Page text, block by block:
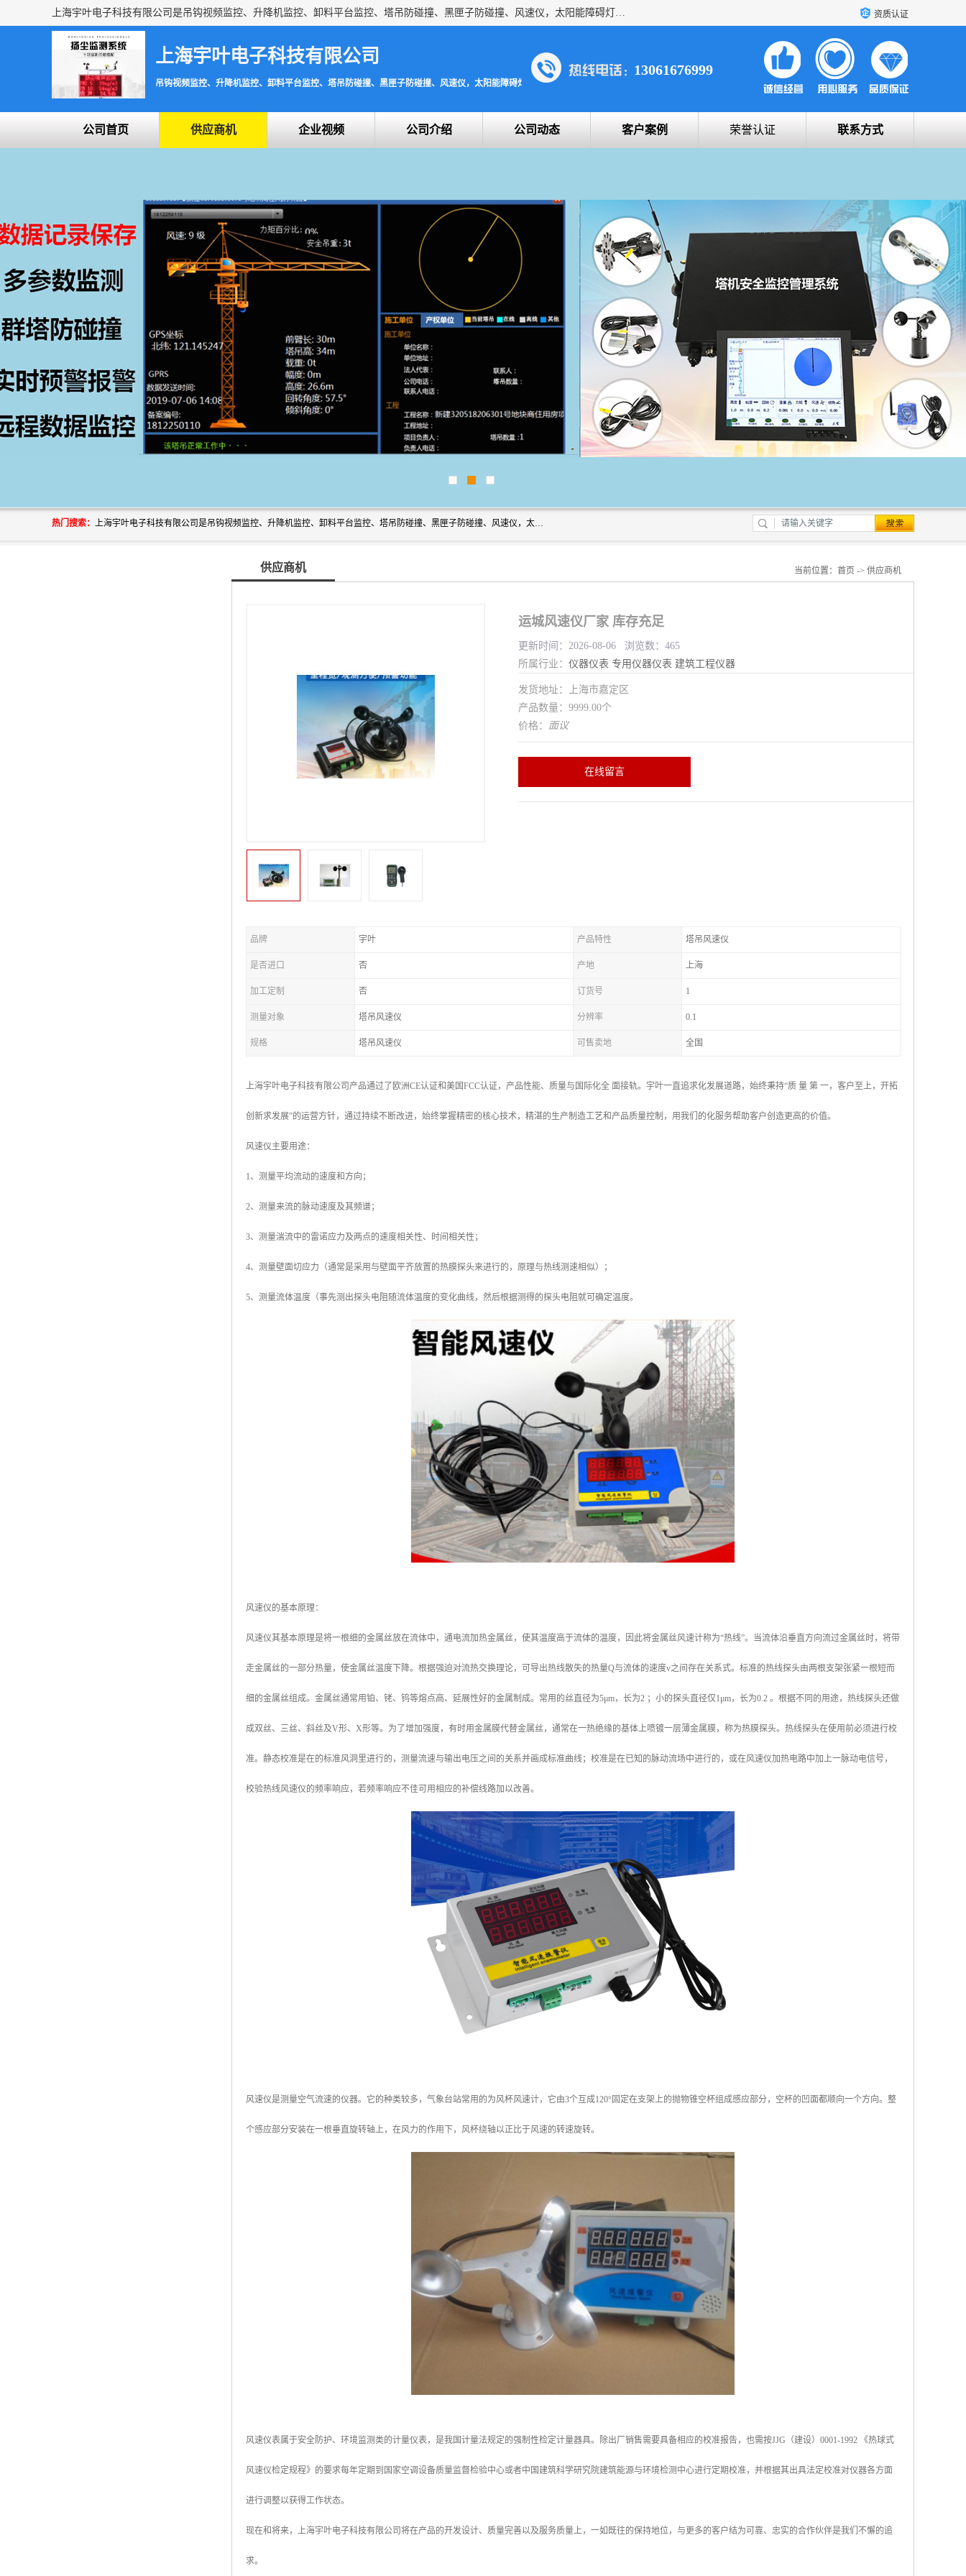
上海宇叶电子科技有限公司是吊钩视频监控、升降机监控、卸料平台监控、塔吊防碰撞、黑匣子防碰撞、风速仪，太阳能障碍灯安全提示灯等一系列升降机的常用配件产品专业研发生产加工的公司，拥有完整、科学的质量管理体系。 资质认证
上海宇叶电子科技有限公司
吊钩视频监控、升降机监控、卸料平台监控、塔吊防碰撞、黑匣子防碰撞、风速仪，太阳能障碍灯安全提示灯
13061676999
公司首页 供应商机 企业视频 公司介绍 公司动态 客户案例 荣誉认证 联系方式
热门搜索： 上海宇叶电子科技有限公司是吊钩视频监控、升降机监控、卸料平台监控、塔吊防碰撞、黑匣子防碰撞、风速仪，太阳能障碍灯安全提示灯等一系列升降机的常用配件产品专业研发生产加工的公司，拥有完整、科学的质量管理体系。
供应商机 当前位置： 首页 -> 供应商机
运城风速仪厂家 库存充足
更新时间：2026-08-06 浏览数：465
所属行业： 仪器仪表 专用仪器仪表 建筑工程仪器
发货地址：上海市嘉定区
产品数量：9999.00个
价格： 面议
在线留言
品牌 宇叶 产品特性 塔吊风速仪
是否进口 否 产地 上海
加工定制 否 订货号 1
测量对象 塔吊风速仪 分辨率 0.1
规格 塔吊风速仪 可售卖地 全国
上海宇叶电子科技有限公司产品通过了欧洲CE认证和美国FCC认证，产品性能、质量与国际化全 面接轨。宇叶一直追求化发展道路，始终秉持“质 量 第 一，客户至上，开拓
创新求发展”的运营方针，通过持续不断改进，始终掌握精密的核心技术，精湛的生产制造工艺和产品质量控制，用我们的化服务帮助客户创造更高的价值。
风速仪主要用途：
1、测量平均流动的速度和方向；
2、测量来流的脉动速度及其频谱；
3、测量湍流中的雷诺应力及两点的速度相关性、时间相关性；
4、测量壁面切应力（通常是采用与壁面平齐放置的热膜探头来进行的，原理与热线测速相似）；
5、测量流体温度（事先测出探头电阻随流体温度的变化曲线，然后根据测得的探头电阻就可确定温度。
风速仪的基本原理：
风速仪其基本原理是将一根细的金属丝放在流体中，通电流加热金属丝，使其温度高于流体的温度，因此将金属丝风速计称为“热线”。当流体沿垂直方向流过金属丝时，将带
走金属丝的一部分热量，使金属丝温度下降。根据强迫对流热交换理论，可导出热线散失的热量Q与流体的速度v之间存在关系式。标准的热线探头由两根支架张紧一根短而
细的金属丝组成。金属丝通常用铂、铑、钨等熔点高、延展性好的金属制成。常用的丝直径为5μm，长为2 ；小的探头直径仅1μm，长为0.2 。根据不同的用途，热线探头还做
成双丝、三丝、斜丝及V形、X形等。为了增加强度，有时用金属膜代替金属丝，通常在一热绝缘的基体上喷镀一层薄金属膜，称为热膜探头。热线探头在使用前必须进行校
准。静态校准是在的标准风洞里进行的，测量流速与输出电压之间的关系并画成标准曲线；校准是在已知的脉动流场中进行的，或在风速仪加热电路中加上一脉动电信号，
校验热线风速仪的频率响应，若频率响应不佳可用相应的补偿线路加以改善。
风速仪是测量空气流速的仪器。它的种类较多，气象台站常用的为风杯风速计，它由3个互成120°固定在支架上的抛物锥空杯组成感应部分，空杯的凹面都顺向一个方向。整
个感应部分安装在一根垂直旋转轴上，在风力的作用下，风杯绕轴以正比于风速的转速旋转。
风速仪表属于安全防护、环境监测类的计量仪表，是我国计量法规定的强制性检定计量器具。除出厂销售需要具备相应的校准报告，也需按JJG（建设）0001-1992 《热球式
风速仪检定规程》的要求每年定期到国家空调设备质量监督检验中心或者中国建筑科学研究院建筑能源与环境检测中心进行定期校准，并根据其出具法定校准对仪器各方面
进行调整以获得工作状态。
现在和将来，上海宇叶电子科技有限公司将在产品的开发设计、质量完善以及服务质量上，一如既往的保持地位，与更多的客户结为可靠、忠实的合作伙伴是我们不懈的追
求。